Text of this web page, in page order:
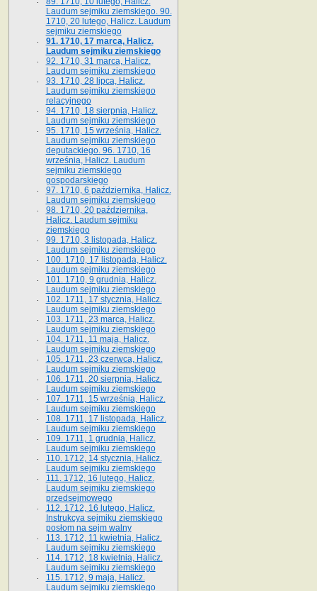
Laudum sejmiku ziemskiego. 90.
1710, 20 lutego, Halicz. Laudum
sejmiku ziemskiego
91. 1710, 17 marca, Halicz.
Laudum sejmiku ziemskiego
92. 1710, 31 marca, Halicz.
Laudum sejmiku ziemskiego
93. 1710, 28 lipca, Halicz.
Laudum sejmiku ziemskiego
relacyjnego
94. 1710, 18 sierpnia, Halicz.
Laudum sejmiku ziemskiego
95. 1710, 15 września, Halicz.
Laudum sejmiku ziemskiego
deputackiego. 96. 1710, 16
września, Halicz. Laudum
sejmiku ziemskiego
gospodarskiego
97. 1710, 6 października, Halicz.
Laudum sejmiku ziemskiego
98. 1710, 20 października,
Halicz. Laudum sejmiku
ziemskiego
99. 1710, 3 listopada, Halicz.
Laudum sejmiku ziemskiego
100. 1710, 17 listopada, Halicz.
Laudum sejmiku ziemskiego
101. 1710, 9 grudnia, Halicz.
Laudum sejmiku ziemskiego
102. 1711, 17 stycznia, Halicz.
Laudum sejmiku ziemskiego
103. 1711, 23 marca, Halicz.
Laudum sejmiku ziemskiego
104. 1711, 11 maja, Halicz.
Laudum sejmiku ziemskiego
105. 1711, 23 czerwca, Halicz.
Laudum sejmiku ziemskiego
106. 1711, 20 sierpnia, Halicz.
Laudum sejmiku ziemskiego
107. 1711, 15 września, Halicz.
Laudum sejmiku ziemskiego
108. 1711, 17 listopada, Halicz.
Laudum sejmiku ziemskiego
109. 1711, 1 grudnia, Halicz.
Laudum sejmiku ziemskiego
110. 1712, 14 stycznia, Halicz.
Laudum sejmiku ziemskiego
111. 1712, 16 lutego, Halicz.
Laudum sejmiku ziemskiego
przedsejmowego
112. 1712, 16 lutego, Halicz.
Instrukcya sejmiku ziemskiego
posłom na sejm walny
113. 1712, 11 kwietnia, Halicz.
Laudum sejmiku ziemskiego
114. 1712, 18 kwietnia, Halicz.
Laudum sejmiku ziemskiego
115. 1712, 9 maja, Halicz.
Laudum sejmiku ziemskiego